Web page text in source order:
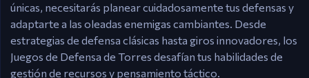
únicas, necesitarás planear cuidadosamente tus defensas y
adaptarte a las oleadas enemigas cambiantes. Desde
estrategias de defensa clásicas hasta giros innovadores, los
Juegos de Defensa de Torres desafían tus habilidades de
gestión de recursos y pensamiento táctico.